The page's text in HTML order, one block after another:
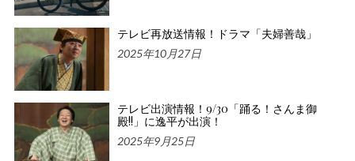
テレビ再放送情報！ドラマ「夫婦善哉」
2025年10月27日
テレビ出演情報！9/30「踊る！さんま御
殿!!」に逸平が出演！
2025年9月25日